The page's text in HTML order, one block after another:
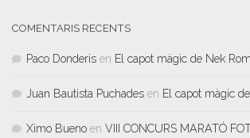
COMENTARIS RECENTS
Paco Donderis en El capot màgic de Nek
Juan Bautista Puchades en El capot màgic
Ximo Bueno en VIII CONCURS MARATÓ